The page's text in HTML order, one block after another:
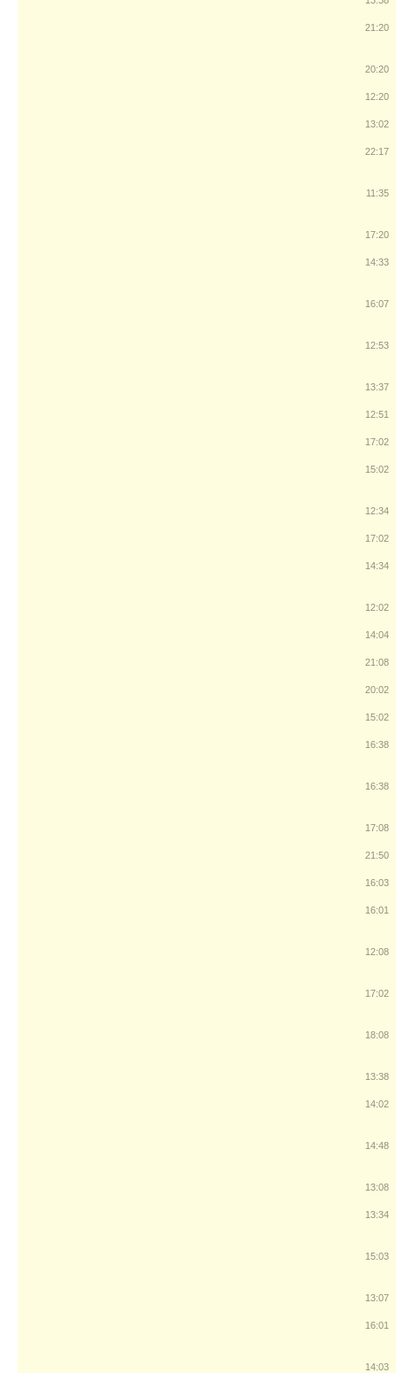
21:20
20:20
12:20
13:02
22:17
11:35
17:20
14:33
16:07
12:53
13:37
12:51
17:02
15:02
12:34
17:02
14:34
12:02
14:04
21:08
20:02
15:02
16:38
16:38
17:08
21:50
16:03
16:01
12:08
17:02
18:08
13:38
14:02
14:48
13:08
13:34
15:03
13:07
16:01
14:03